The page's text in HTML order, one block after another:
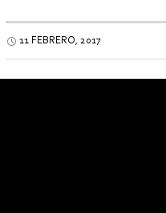
11 FEBRERO, 2017